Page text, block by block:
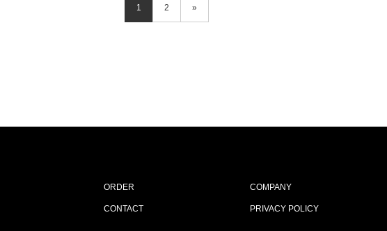
1 2 »
ORDER
CONTACT
COMPANY
PRIVACY POLICY